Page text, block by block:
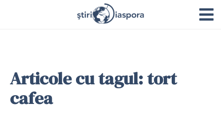
Articole cu tagul: tort
cafea